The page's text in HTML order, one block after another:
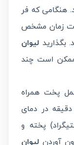
هنگامی که فر
زمان مشخص
لیوان
ممکن است چند
پخت همراه
نبود، سعی کنید آن را به مدت 20 دقیقه در دمای
(177 درجه سانتیگراد) پخته و
آوردن لیوان